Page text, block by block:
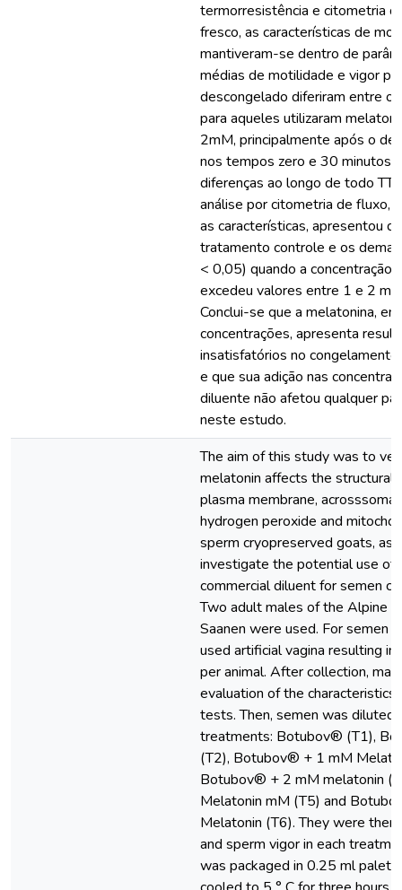
termorresistência e citometria
fresco, as características de
mantiveram-se dentro de
médias de motilidade e vigor
descongelado diferiram entre
para aqueles utilizaram
2mM, principalmente após o
nos tempos zero e 30 minutos,
diferenças ao longo de todo
análise por citometria de fluxo,
as características, apresentou
tratamento controle e os
< 0,05) quando a concentração
excedeu valores entre 1 e 2
Conclui-se que a melatonina,
concentrações, apresenta
insatisfatórios no
e que sua adição nas
diluente não afetou qualquer
neste estudo.
The aim of this study was to
melatonin affects the structural
plasma membrane,
hydrogen peroxide and
sperm cryopreserved goats, as
investigate the potential use of
commercial diluent for semen
Two adult males of the Alpine
Saanen were used. For semen
used artificial vagina resulting
per animal. After collection,
evaluation of the characteristics
tests. Then, semen was
treatments: Botubov® (T1),
(T2), Botubov® + 1 mM
Botubov® + 2 mM melatonin
Melatonin mM (T5) and
Melatonin (T6). They were
and sperm vigor in each
was packaged in 0.25 ml